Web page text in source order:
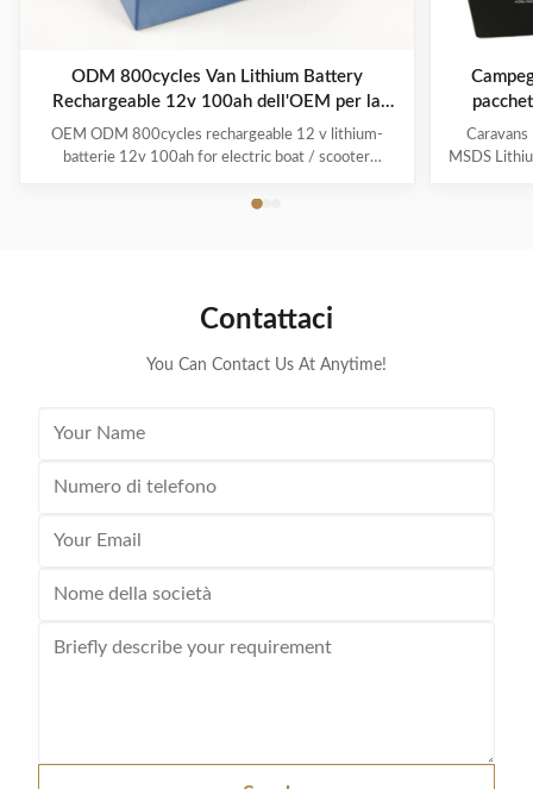
ODM 800cycles Van Lithium Battery
Rechargeable 12v 100ah dell'OEM per la
barca/motorino elettrici
OEM ODM 800cycles rechargeable 12 v lithium-
batterie 12v 100ah for electric boat / scooter
Weight/power ratio - A typical 100 Ah LiFePO4 deep
MSDS
Contattaci
You Can Contact Us At Anytime!